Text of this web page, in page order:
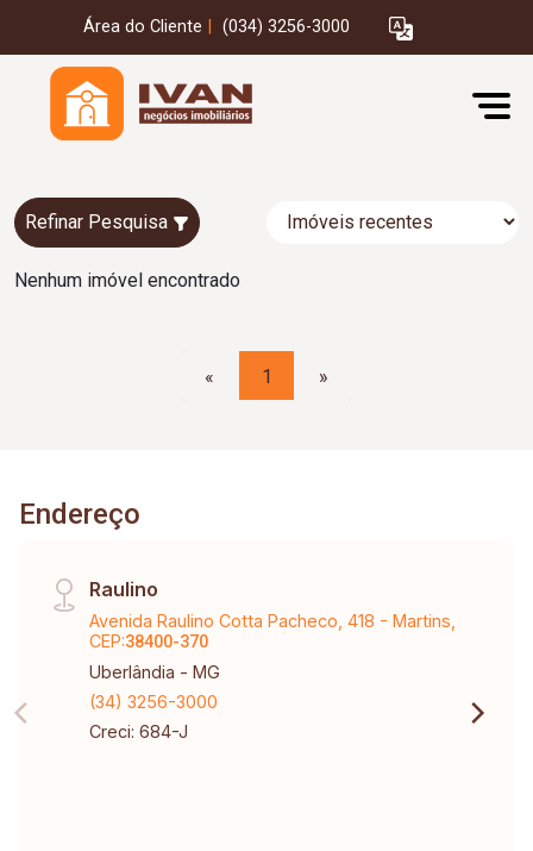
Área do Cliente (034) 3256-3000
Refinar Pesquisa
Nenhum imóvel encontrado
« 1 »
Endereço
Raulino
Avenida Raulino Cotta Pacheco, 418 - Martins,
CEP:38400-370
Uberlândia - MG
(34) 3256-3000
Creci: 684-J